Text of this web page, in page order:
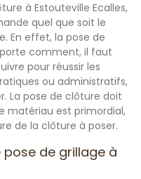
à Estouteville Ecalles,
quel que soit le
En effet, la pose de
comment, il faut
pour réussir les
ou administratifs,
La pose de clôture doit
matériau est primordial,
de la clôture à poser.
de grillage à